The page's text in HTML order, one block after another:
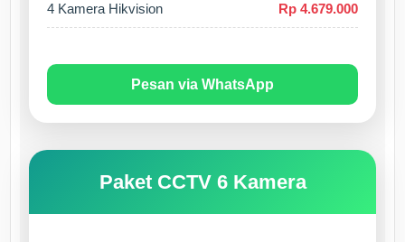
4 Kamera Hikvision Rp 4.679.000
Pesan via WhatsApp
Paket CCTV 6 Kamera